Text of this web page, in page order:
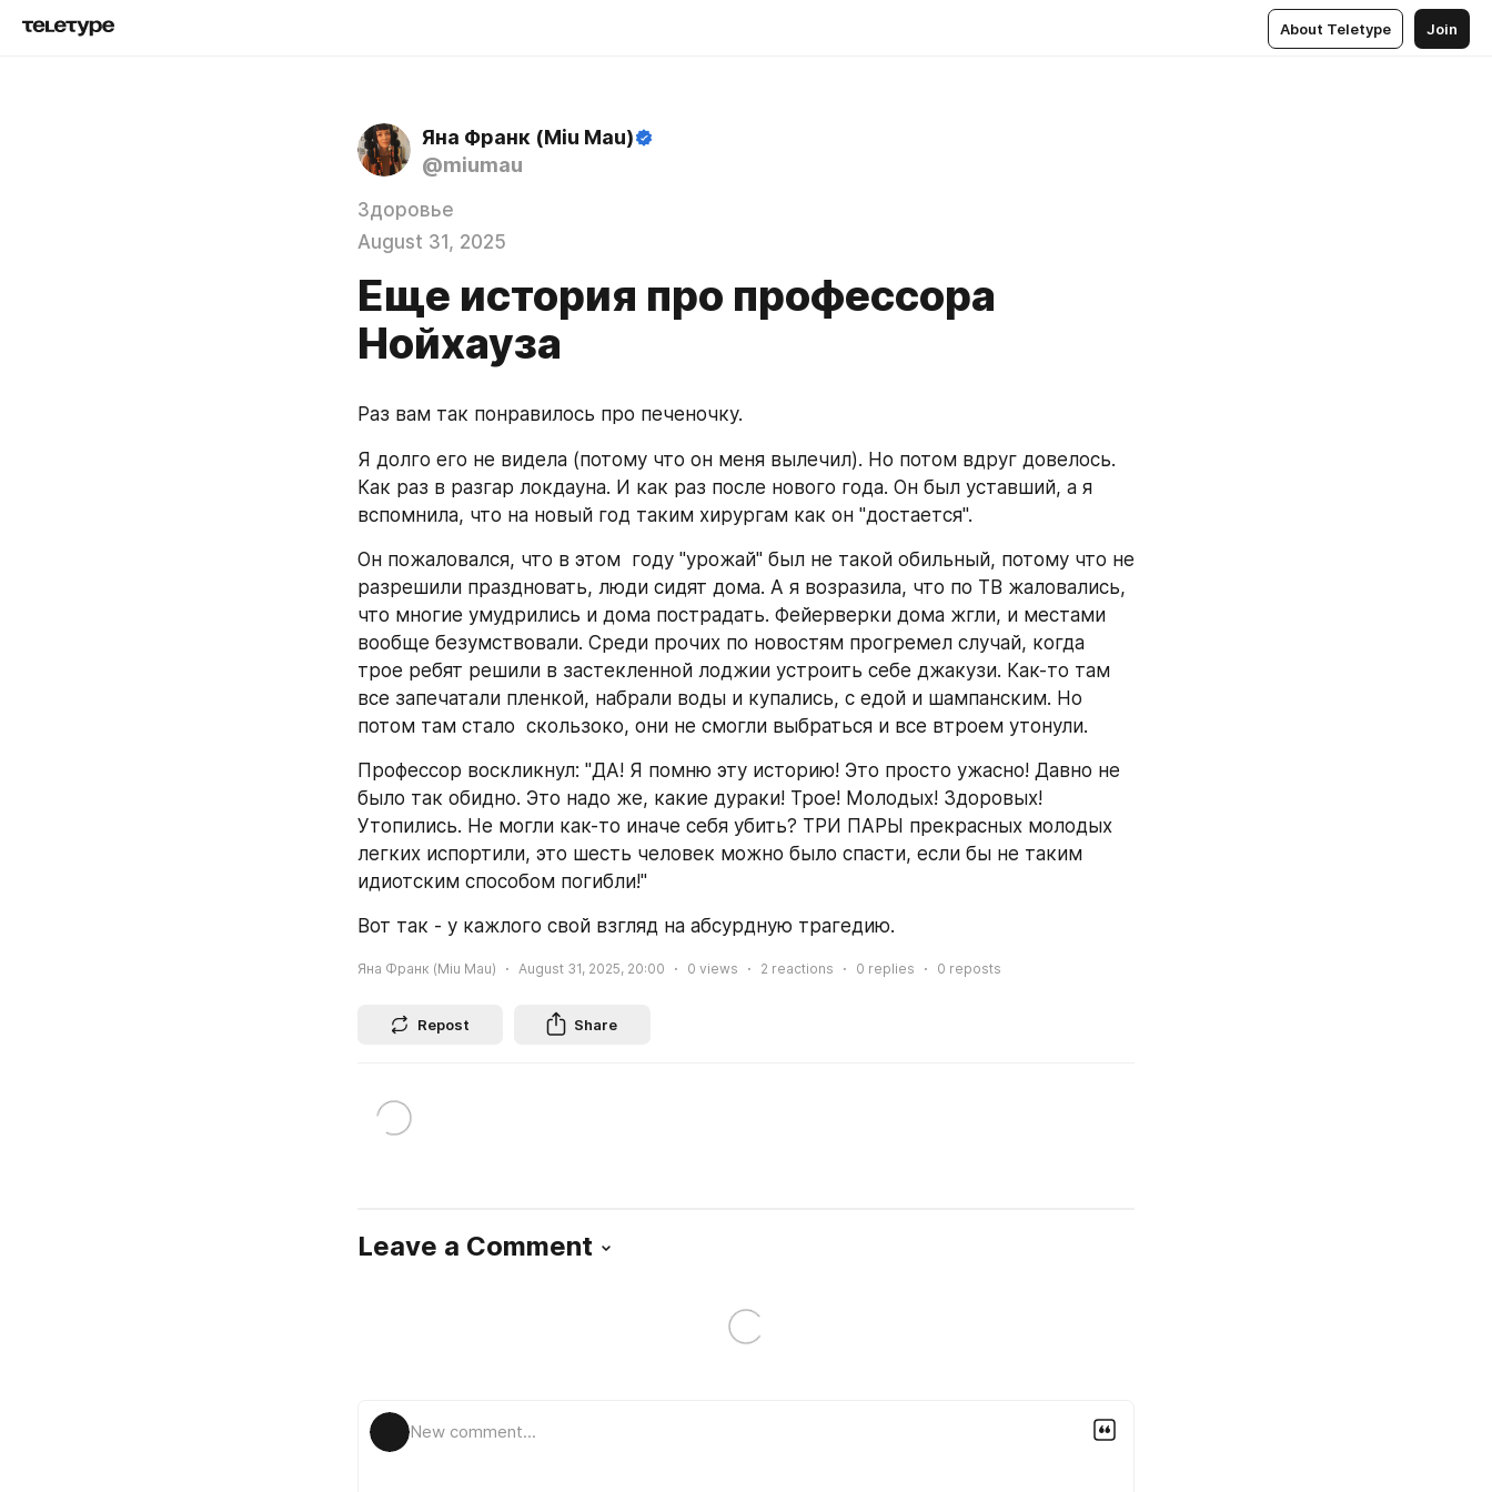
About Teletype Join
Яна Франк (Miu Mau)
@miumau
Здоровье
August 31, 2025
Еще история про профессора
Нойхауза
Раз вам так понравилось про печеночку.
Я долго его не видела (потому что он меня вылечил). Но потом вдруг довелось.
Как раз в разгар локдауна. И как раз после нового года. Он был уставший, а я
вспомнила, что на новый год таким хирургам как он "достается".
Он пожаловался, что в этом  году "урожай" был не такой обильный, потому что не
разрешили праздновать, люди сидят дома. А я возразила, что по ТВ жаловались,
что многие умудрились и дома пострадать. Фейерверки дома жгли, и местами
вообще безумствовали. Среди прочих по новостям прогремел случай, когда
трое ребят решили в застекленной лоджии устроить себе джакузи. Как-то там
все запечатали пленкой, набрали воды и купались, с едой и шампанским. Но
потом там стало  скользоко, они не смогли выбраться и все втроем утонули.
Профессор воскликнул: "ДА! Я помню эту историю! Это просто ужасно! Давно не
было так обидно. Это надо же, какие дураки! Трое! Молодых! Здоровых!
Утопились. Не могли как-то иначе себя убить? ТРИ ПАРЫ прекрасных молодых
легких испортили, это шесть человек можно было спасти, если бы не таким
идиотским способом погибли!"
Вот так - у кажлого свой взгляд на абсурдную трагедию.
Яна Франк (Miu Mau) August 31, 2025, 20:00 0 views 2 reactions 0 replies 0 reposts
Repost Share
Leave a Comment